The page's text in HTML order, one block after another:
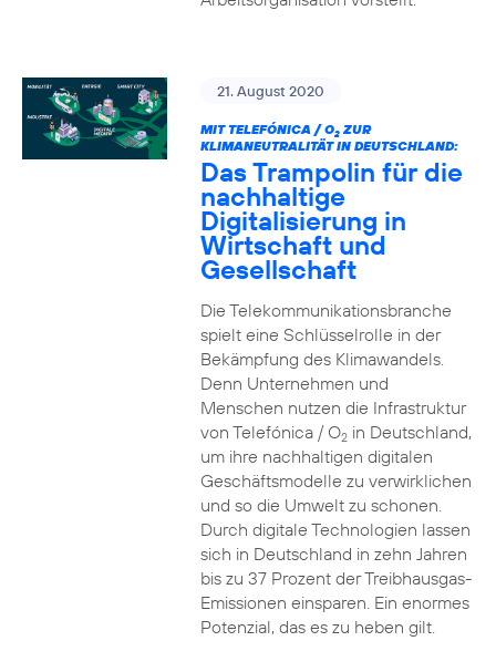
21. August 2020
MIT TELEFÓNICA / O2ZUR
KLIMANEUTRALITÄT IN DEUTSCHLAND:
Das Trampolin für die
nachhaltige
Digitalisierung in
Wirtschaft und
Gesellschaft
Die Telekommunikationsbranche
spielt eine Schlüsselrolle in der
Bekämpfung des Klimawandels.
Denn Unternehmen und
Menschen nutzen die Infrastruktur
von Telefónica / O2in Deutschland,
um ihre nachhaltigen digitalen
Geschäftsmodelle zu verwirklichen
und so die Umwelt zu schonen.
Durch digitale Technologien lassen
sich in Deutschland in zehn Jahren
bis zu 37 Prozent der Treibhausgas-
Emissionen einsparen. Ein enormes
Potenzial, das es zu heben gilt.